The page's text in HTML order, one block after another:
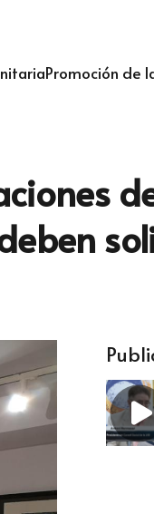
Promoción de